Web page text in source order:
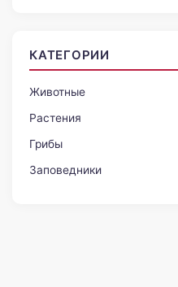
КАТЕГОРИИ
Животные
Растения
Грибы
Заповедники